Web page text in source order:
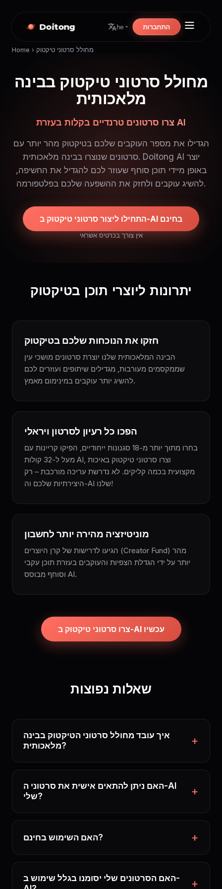
Doitong he התחברות
Home › מחולל סרטוני טיקטוק
מחולל סרטוני טיקטוק בבינה
מלאכותית
צרו סרטונים טרנדיים בקלות בעזרת AI
הגדילו את מספר העוקבים שלכם בטיקטוק מהר יותר עם
סרטונים שנוצרו בבינה מלאכותית. Doitong AI יוצר
באופן מיידי תוכן סוחף שעוזר לכם להגדיל את החשיפה,
להשיג עוקבים ולחזק את ההשפעה שלכם בפלטפורמה.
התחילו ליצור סרטוני טיקטוק ב-AI בחינם
אין צורך בכרטיס אשראי
יתרונות ליוצרי תוכן בטיקטוק
חזקו את הנוכחות שלכם בטיקטוק
הבינה המלאכותית שלנו יוצרת סרטונים מושכי עין
שממקסמים מעורבות, מגדילים שיתופים ועוזרים לכם
להשיג יותר עוקבים במינימום מאמץ.
הפכו כל רעיון לסרטון ויראלי
בחרו מתוך יותר מ-18 סגנונות ייחודיים, הפיקו קריינות עם
מעל ל-32 קולות AI, וצרו סרטוני טיקטוק באיכות
מקצועית בכמה קליקים. לא נדרשת עריכה מורכבת – רק
היצירתיות שלכם וה-AI שלנו!
מוניטיזציה מהירה יותר לחשבון
הגיעו לדרישות של קרן היוצרים (Creator Fund) מהר
יותר על ידי הגדלת הצפיות והעוקבים בעזרת תוכן עקבי
וסוחף מבוסס AI.
צרו סרטוני טיקטוק ב-AI עכשיו
שאלות נפוצות
איך עובד מחולל סרטוני הטיקטוק בבינה
מלאכותית?
האם ניתן להתאים אישית את סרטוני ה-AI
שלי?
האם השימוש בחינם?
האם הסרטונים שלי יסומנו בגלל שימוש ב-